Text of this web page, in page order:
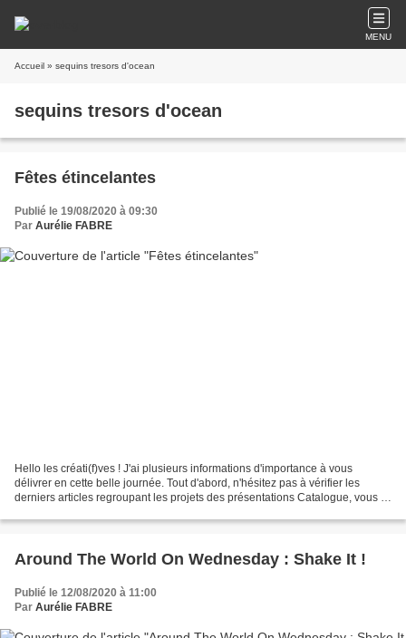
MENU
Accueil » sequins tresors d'ocean
sequins tresors d'ocean
Fêtes étincelantes
Publié le 19/08/2020 à 09:30
Par Aurélie FABRE
Hello les créati(f)ves ! J'ai plusieurs informations d'importance à vous
délivrer en cette belle journée. Tout d'abord, n'hésitez pas à vérifier les
derniers articles regroupant les projets des présentations Catalogue, vous y
Around The World On Wednesday : Shake It !
Publié le 12/08/2020 à 11:00
Par Aurélie FABRE